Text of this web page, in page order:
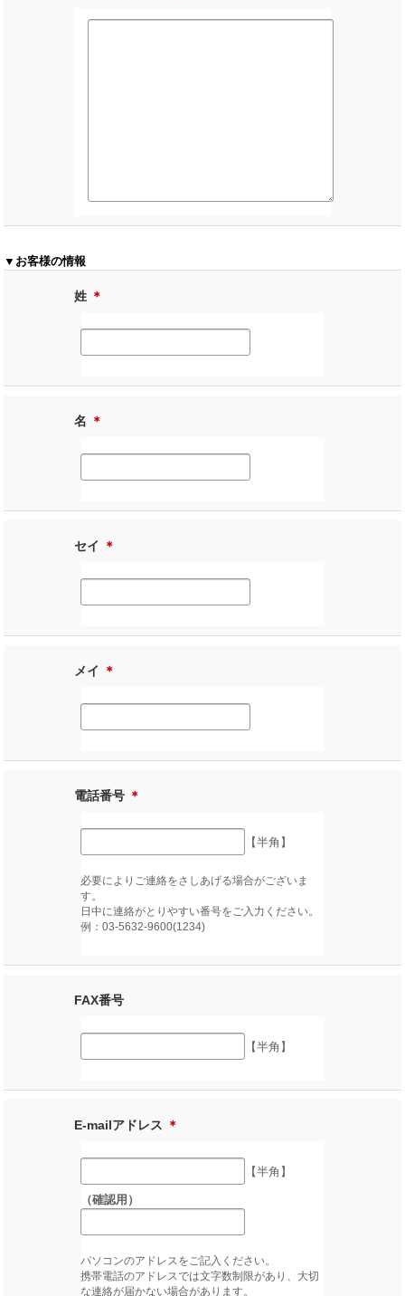
▼お客様の情報
姓 ＊
名 ＊
セイ ＊
メイ ＊
電話番号 ＊
【半角】
必要によりご連絡をさしあげる場合がございま
す。
日中に連絡がとりやすい番号をご入力ください。
例：03-5632-9600(1234)
FAX番号
【半角】
E-mailアドレス ＊
【半角】
（確認用）
パソコンのアドレスをご記入ください。
携帯電話のアドレスでは文字数制限があり、大切
な連絡が届かない場合があります。